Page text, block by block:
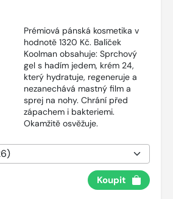
Prémiová pánská kosmetika v
hodnotě 1320 Kč. Balíček
Koolman obsahuje: Sprchový
gel s hadím jedem, krém 24,
který hydratuje, regeneruje a
nezanechává mastný film a
sprej na nohy. Chrání před
zápachem i bakteriemi.
Okamžitě osvěžuje.
Koupit